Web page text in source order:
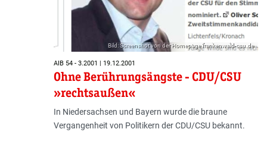
Bild: Screenshot von der Homepage frankenwald-csu.de
AIB 54 - 3.2001 | 19.12.2001
Ohne Berührungsängste - CDU/CSU
»rechtsaußen«
In Niedersachsen und Bayern wurde die braune
Vergangenheit von Politikern der CDU/CSU bekannt.